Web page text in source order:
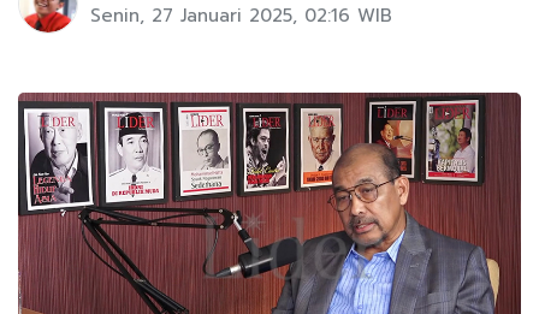
Senin, 27 Januari 2025, 02:16 WIB